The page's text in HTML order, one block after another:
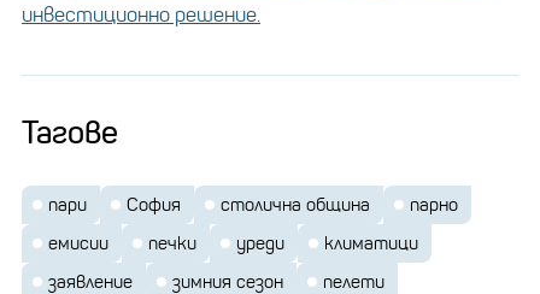
инвестиционно решение.
Тагове
пари София столична община
парно
емисии
печки уреди
климатици
заявление
зимния сезон
пелети